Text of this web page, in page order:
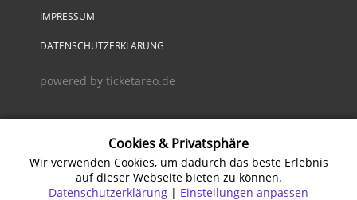
IMPRESSUM
DATENSCHUTZERKLÄRUNG
powered by ticketareo.de
Cookies & Privatsphäre
Wir verwenden Cookies, um dadurch das beste Erlebnis
auf dieser Webseite bieten zu können.
Datenschutzerklärung | Einstellungen anpassen